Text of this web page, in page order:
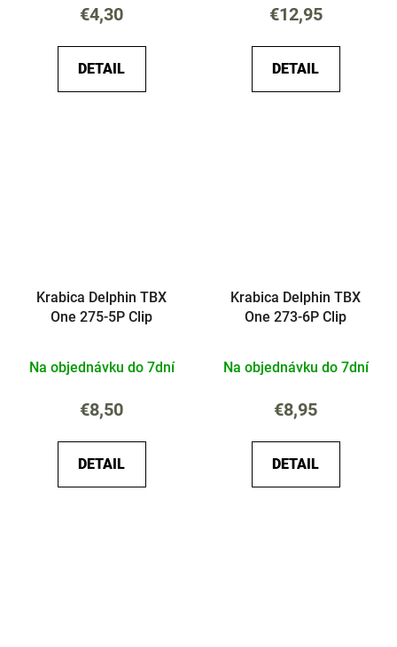
€4,30
DETAIL
€12,95
DETAIL
Krabica Delphin TBX
One 275-5P Clip
Na objednávku do 7dní
€8,50
DETAIL
Krabica Delphin TBX
One 273-6P Clip
Na objednávku do 7dní
€8,95
DETAIL